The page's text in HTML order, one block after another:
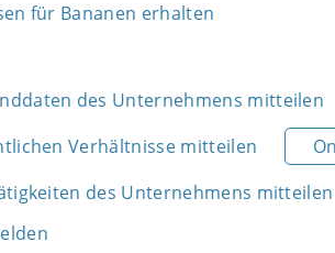
für Bananen erhalten
des Unternehmens mitteilen
Verhältnisse mitteilen
des Unternehmens mitteilen